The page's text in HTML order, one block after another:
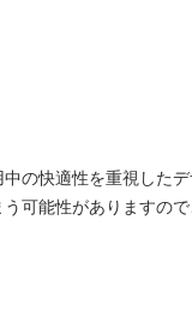
の快適性を重視したデ
可能性がありますの